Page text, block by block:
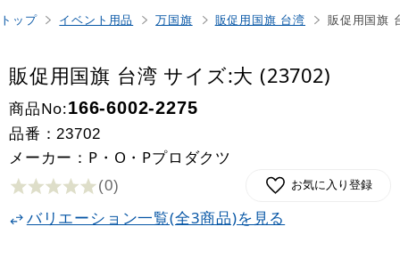
トップ イベント用品 万国旗 販促用国旗 台湾 販促用国旗
販促用国旗 台湾 サイズ:大 (23702)
商品No:166-6002-2275
品番：23702
メーカー：P・O・Pプロダクツ
(0) お気に入り登録
バリエーション一覧(全3商品)を見る